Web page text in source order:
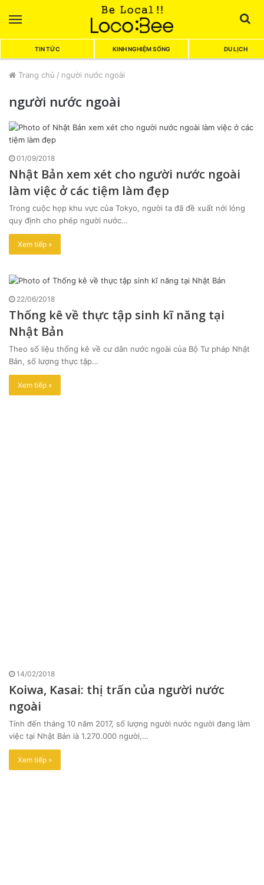
TIN TỨC KINH NGHIỆM SỐNG DU LỊCH
Trang chủ / người nước ngoài
người nước ngoài
01/09/2018
Nhật Bản xem xét cho người nước ngoài
làm việc ở các tiệm làm đẹp
Trong cuộc họp khu vực của Tokyo, người ta đã đề xuất nới lỏng
quy định cho phép người nước…
Xem tiếp »
22/06/2018
Thống kê về thực tập sinh kĩ năng tại
Nhật Bản
Theo số liệu thống kê về cư dân nước ngoài của Bộ Tư pháp Nhật
Bản, số lượng thực tập…
Xem tiếp »
14/02/2018
Koiwa, Kasai: thị trấn của người nước
ngoài
Tính đến tháng 10 năm 2017, số lượng người nước người đang làm
việc tại Nhật Bản là 1.270.000 người,…
Xem tiếp »